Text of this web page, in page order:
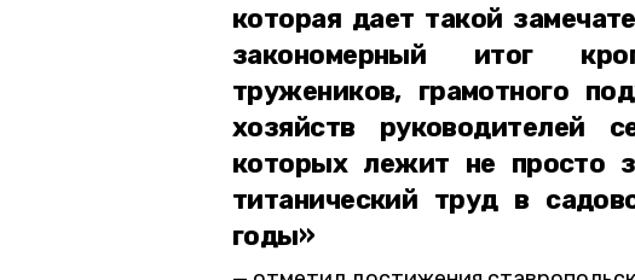
которая дает такой
закономерный итог
тружеников, грамотного
хозяйств руководителей
которых лежит не просто
титанический труд в
годы»